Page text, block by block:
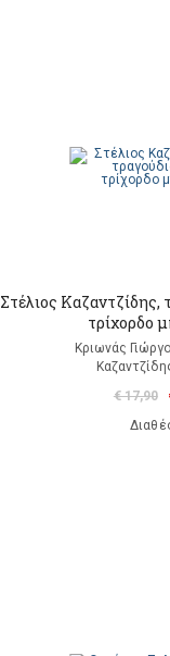
Στέλιος Καζαντζίδης,
τρίχορδο
Κριωνάς
€ 17,90